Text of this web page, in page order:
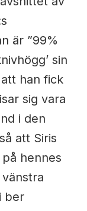
är ”99%
sin
han fick
sig vara
i den
att Siris
hennes
ber